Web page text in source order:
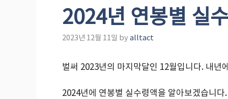
2024년 연봉별 실
2023년 12월 11일 by alltact
벌써 2023년의 마지막달인 12월입니다. 내년
2024년에 연봉별 실수령액을 알아보겠습니다.